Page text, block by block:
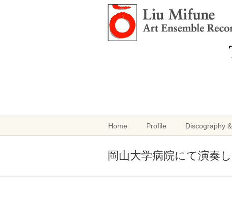
Home Profile Discography
岡山大学病院にて演奏